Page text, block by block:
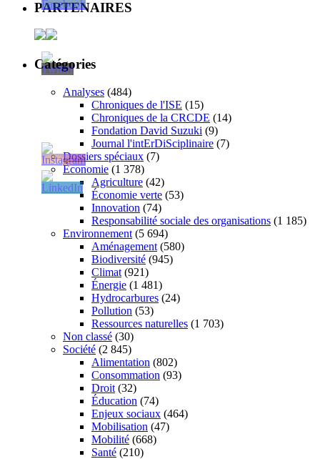
PARTENAIRES
Catégories
Analyses (484)
Chroniques de l'ISE (15)
Chroniques de la CRCDE (14)
Fondation David Suzuki (9)
Journal l'intErDiSciplinaire (7)
Dossiers spéciaux (7)
Économie (1 378)
Agriculture (42)
Économie verte (53)
Innovation (74)
Responsabilité sociale des organisations (1 185)
Environnement (5 694)
Aménagement (580)
Biodiversité (945)
Climat (921)
Énergie (1 481)
Hydrocarbures (24)
Pollution (53)
Ressources naturelles (1 703)
Non classé (30)
Société (2 845)
Alimentation (802)
Consommation (93)
Droit (32)
Éducation (74)
Enjeux sociaux (464)
Mobilisation (47)
Mobilité (668)
Santé (210)